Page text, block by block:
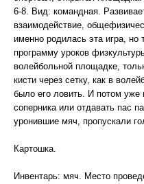
6-8. Вид: командная.
взаимодействие,
именно родилась эта игра, но
программу уроков
волейбольной площадке,
кисти через сетку, как в
было его ловить. И потом уже
соперника или отдавать пас
уронившие мяч, пропускали
Картошка.
Инвентарь: мяч. Место